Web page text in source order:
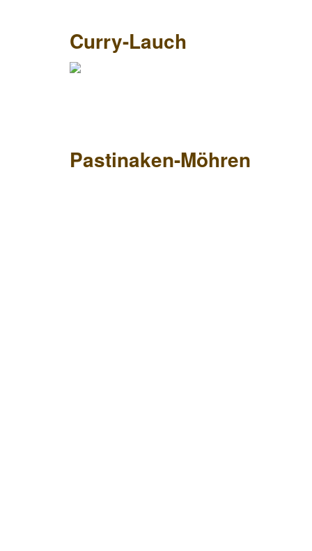
Curry-Lauch
Pastinaken-Möhren